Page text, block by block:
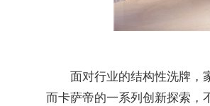
面对行业的结构性洗牌，
而卡萨帝的一系列创新探索，